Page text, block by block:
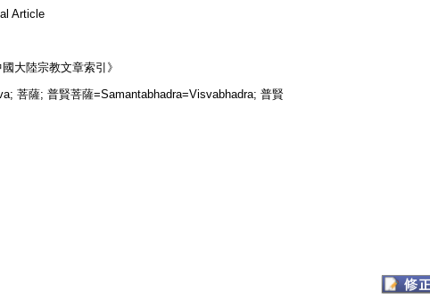
Article
大陸宗教文章索引》
菩薩; 普賢菩薩=Samantabhadra=Visvabhadra; 普賢